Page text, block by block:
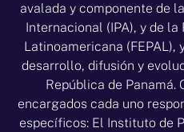
avalada y componente de
Internacional (IPA), y de
Latinoamericana (FEPAL),
desarrollo, difusión y
República de Panamá.
encargados cada uno
específicos: El Instituto de